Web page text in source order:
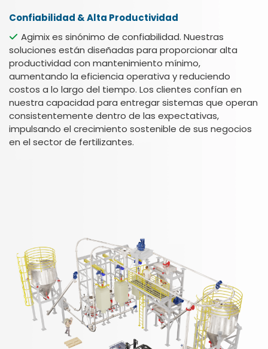
Confiabilidad & Alta Productividad
Agimix es sinónimo de confiabilidad. Nuestras
soluciones están diseñadas para proporcionar alta
productividad con mantenimiento mínimo,
aumentando la eficiencia operativa y reduciendo
costos a lo largo del tiempo. Los clientes confían en
nuestra capacidad para entregar sistemas que operan
consistentemente dentro de las expectativas,
impulsando el crecimiento sostenible de sus negocios
en el sector de fertilizantes.